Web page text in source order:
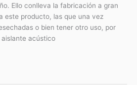
Ello conlleva la fabricación a gran
este producto, las que una vez
o bien tener otro uso, por
acústico